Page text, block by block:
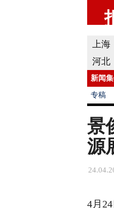
上海
河北
新闻
专稿
景
源
4月